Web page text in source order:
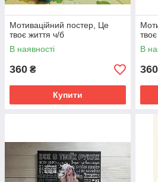
Мотиваційний постер, Це
твоє життя ч/б
В наявності
360 ₴
Купити
В
360